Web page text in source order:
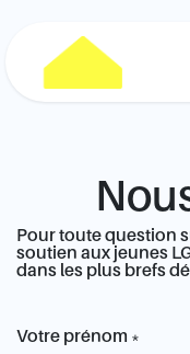
Pour toute question
soutien aux jeunes
dans les plus brefs
Votre prénom *